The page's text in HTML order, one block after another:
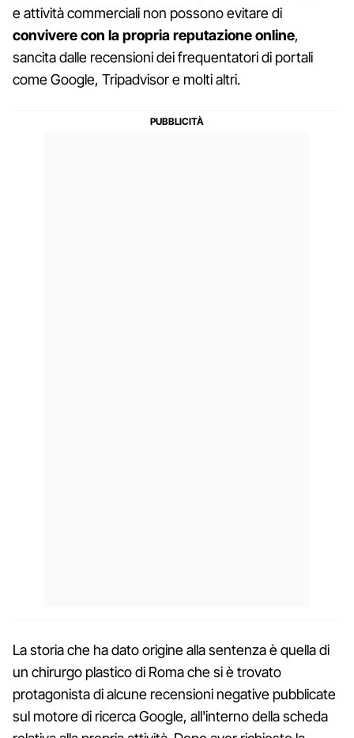
e attività commerciali non possono evitare di
convivere con la propria reputazione online,
sancita dalle recensioni dei frequentatori di portali
come Google, Tripadvisor e molti altri.
La storia che ha dato origine alla sentenza è quella di
un chirurgo plastico di Roma che si è trovato
protagonista di alcune recensioni negative pubblicate
sul motore di ricerca Google, all'interno della scheda